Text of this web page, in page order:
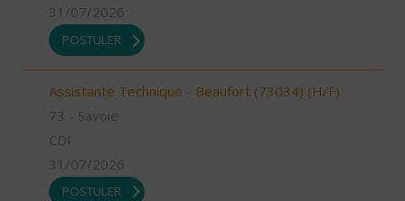
31/07/2026
POSTULER
Assistante Technique - Beaufort (73034) (H/F)
73 - Savoie
CDI
31/07/2026
POSTULER